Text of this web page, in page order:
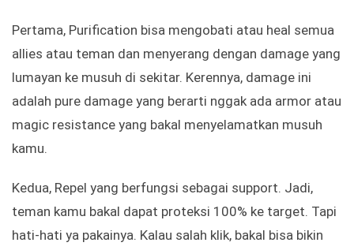
Pertama, Purification bisa mengobati atau heal semua
allies atau teman dan menyerang dengan damage yang
lumayan ke musuh di sekitar. Kerennya, damage ini
adalah pure damage yang berarti nggak ada armor atau
magic resistance yang bakal menyelamatkan musuh
kamu.
Kedua, Repel yang berfungsi sebagai support. Jadi,
teman kamu bakal dapat proteksi 100% ke target. Tapi
hati-hati ya pakainya. Kalau salah klik, bakal bisa bikin